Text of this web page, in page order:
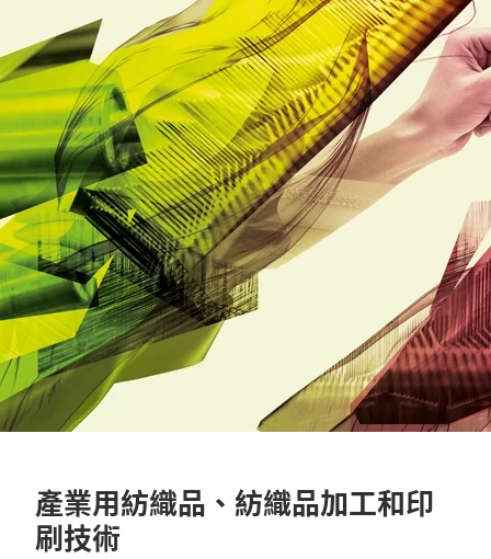
產業用紡織品、紡織品加工和印
刷技術